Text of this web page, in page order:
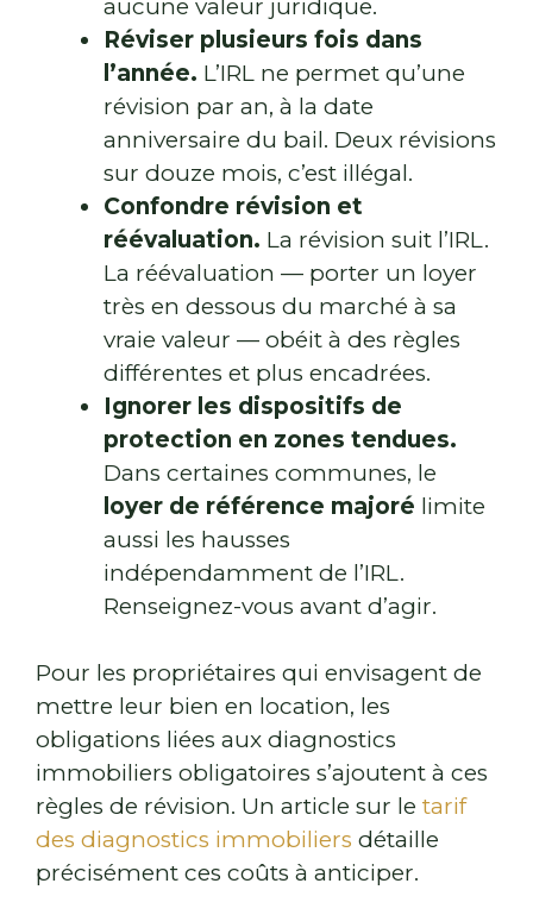
aucune valeur juridique.
Réviser plusieurs fois dans
l’année. L’IRL ne permet qu’une
révision par an, à la date
anniversaire du bail. Deux révisions
sur douze mois, c’est illégal.
Confondre révision et
réévaluation. La révision suit l’IRL.
La réévaluation — porter un loyer
très en dessous du marché à sa
vraie valeur — obéit à des règles
différentes et plus encadrées.
Ignorer les dispositifs de
protection en zones tendues.
Dans certaines communes, le
loyer de référence majoré limite
aussi les hausses
indépendamment de l’IRL.
Renseignez-vous avant d’agir.
Pour les propriétaires qui envisagent de
mettre leur bien en location, les
obligations liées aux diagnostics
immobiliers obligatoires s’ajoutent à ces
règles de révision. Un article sur le tarif
des diagnostics immobiliers détaille
précisément ces coûts à anticiper.